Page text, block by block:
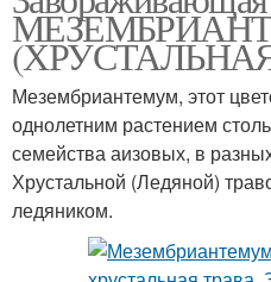
Мезембриантемум, этот
однолетним растением
семейства аизовых, в
Хрустальной (Ледяной)
ледяником.